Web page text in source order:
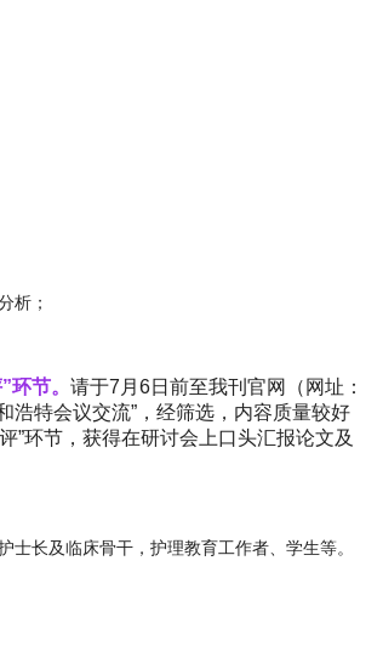
析；
节。 请于7月6日前至我刊官网（网址：
浩特会议交流”，经筛选，内容质量较好
”环节，获得在研讨会上口头汇报论文及
长及临床骨干，护理教育工作者、学生等。